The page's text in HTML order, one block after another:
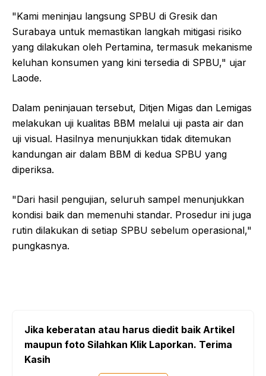
"Kami meninjau langsung SPBU di Gresik dan
Surabaya untuk memastikan langkah mitigasi risiko
yang dilakukan oleh Pertamina, termasuk mekanisme
keluhan konsumen yang kini tersedia di SPBU," ujar
Laode.
Dalam peninjauan tersebut, Ditjen Migas dan Lemigas
melakukan uji kualitas BBM melalui uji pasta air dan
uji visual. Hasilnya menunjukkan tidak ditemukan
kandungan air dalam BBM di kedua SPBU yang
diperiksa.
"Dari hasil pengujian, seluruh sampel menunjukkan
kondisi baik dan memenuhi standar. Prosedur ini juga
rutin dilakukan di setiap SPBU sebelum operasional,"
pungkasnya.
Jika keberatan atau harus diedit baik Artikel
maupun foto Silahkan Klik Laporkan. Terima
Kasih